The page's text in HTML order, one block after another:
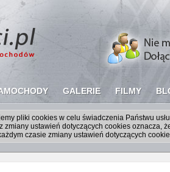
GALERIE FILMY
pliki cookies w celu świadczenia Państwu
zmiany ustawień dotyczących cookies
czasie zmiany ustawień dotyczących